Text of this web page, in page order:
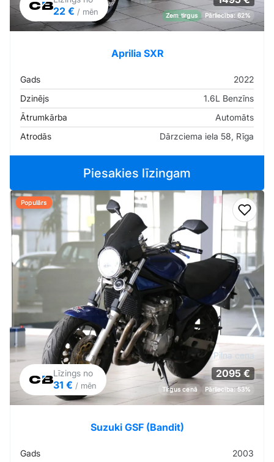
22 € / mēn Zem tirgus Pārliecība: 62%
Aprilia SXR
Gads
2022
Dzinējs
1.6L Benzīns
Ātrumkārba
Automāts
Atrodās
Dārzciema iela 58, Rīga
Piesakies līzingam
Populārs
Līzings no
31 € / mēn
Pilna cena
2095 €
Tirgus cenā Pārliecība: 53%
Suzuki GSF (Bandit)
Gads
2003